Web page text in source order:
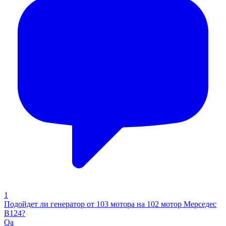
1
Подойдет ли генератор от 103 мотора на 102 мотор Мерседес
В124?
Qa